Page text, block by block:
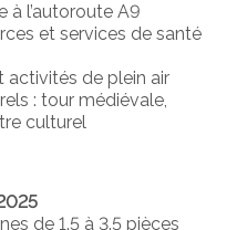
à l’autoroute A9
et services de santé
activités de plein air
: tour médiévale,
culturel
de 1.5 à 3.5 pièces